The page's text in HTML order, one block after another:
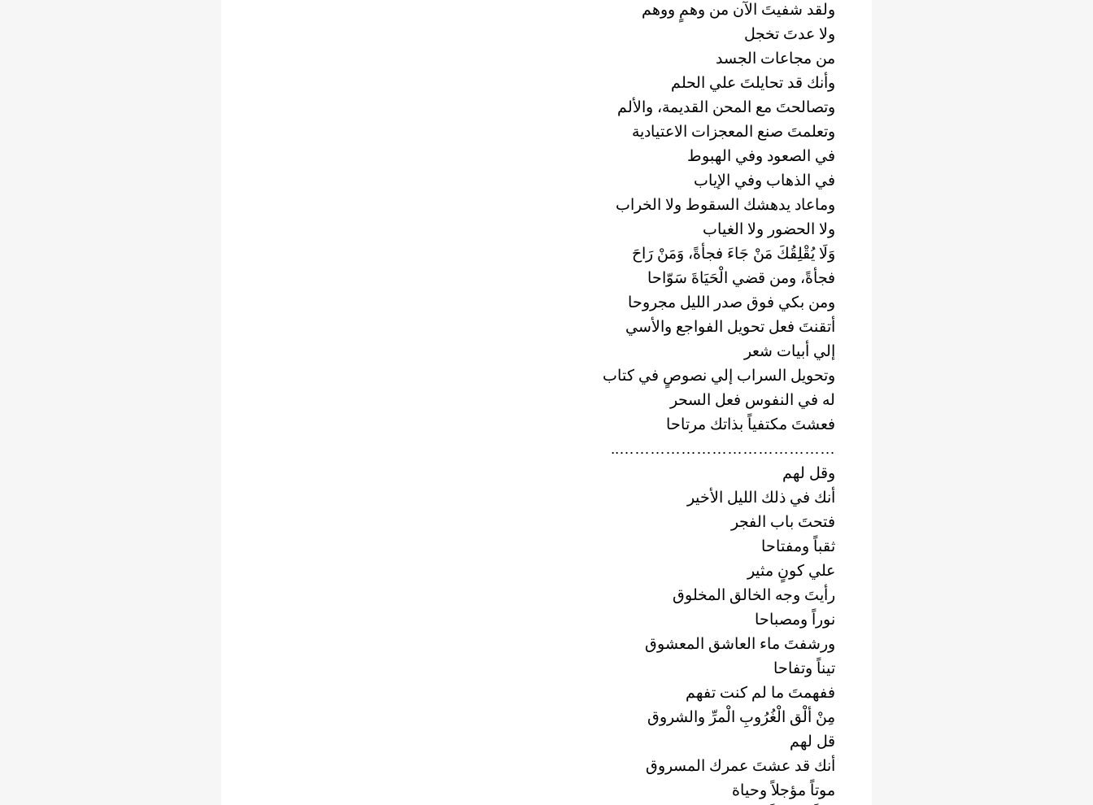
ولقد شفيتَ الآن من وهمٍ ووهم
ولا عدتَ تخجل
من مجاعات الجسد
وأنك قد تحايلتَ علي الحلم
وتصالحتَ مع المحن القديمة، والألم
وتعلمتَ صنع المعجزات الاعتيادية
في الصعود وفي الهبوط
في الذهاب وفي الإياب
وماعاد يدهشك السقوط ولا الخراب
ولا الحضور ولا الغياب
وَلَا يُقْلِقُكَ مَنْ جَاءَ فجأةً، وَمَنْ رَاحَ
فجأةً، ومن قضي الْحَيَاةَ سَوّاحا
ومن بكي فوق صدر الليل مجروحا
أتقنتَ فعل تحويل الفواجع والأسي
إلي أبيات شعر
وتحويل السراب إلي نصوصٍ في كتاب
له في النفوس فعل السحر
فعشتَ مكتفياً بذاتك مرتاحا
……………………………………..
وقل لهم
أنك في ذلك الليل الأخير
فتحتَ باب الفجر
ثقباً ومفتاحا
علي كونٍ مثير
رأيتَ وجه الخالق المخلوق
نوراً ومصباحا
ورشفتَ ماء العاشق المعشوق
تيناً وتفاحا
ففهمتَ ما لم كنت تفهم
مِنْ ألْق الْغُرُوبِ الْمرِّ والشروق
قل لهم
أنك قد عشتَ عمرك المسروق
موتاً مؤجلاً وحياة